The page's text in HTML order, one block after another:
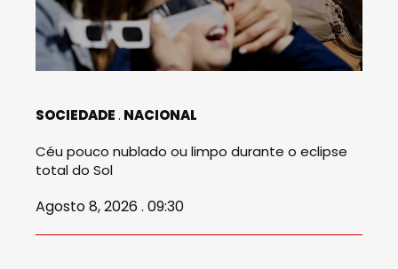
SOCIEDADE NACIONAL
Céu pouco nublado ou limpo durante o eclipse
total do Sol
Agosto 8, 2026 . 09:30